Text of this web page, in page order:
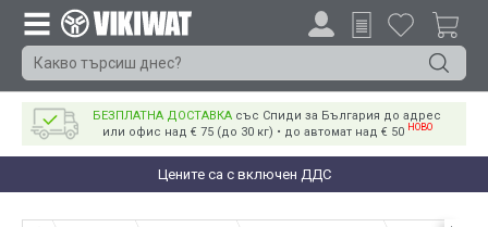
БЕЗПЛАТНА ДОСТАВКА със Спиди за България до адрес
или офис над € 75 (до 30 кг) • до автомат над € 50 НОВО
Цените са с включен ДДС